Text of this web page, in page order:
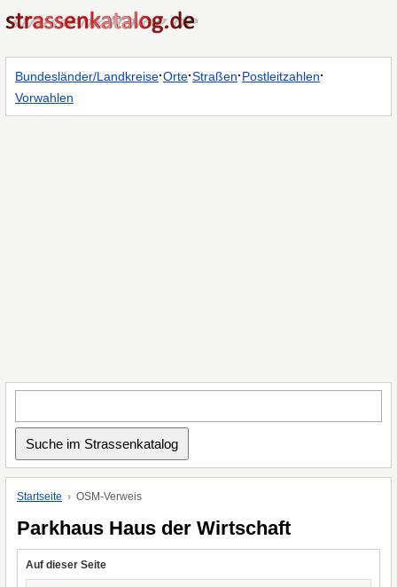
Bundesländer/Landkreise·Orte·Straßen·Postleitzahlen·
Vorwahlen
Startseite OSM-Verweis
Parkhaus Haus der Wirtschaft
Auf dieser Seite